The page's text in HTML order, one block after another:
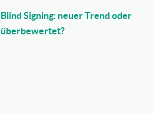
Blind Signing: neuer Trend oder
überbewertet?